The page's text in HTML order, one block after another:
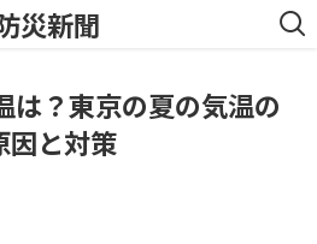
災新聞
は？東京の夏の気温の
因と対策